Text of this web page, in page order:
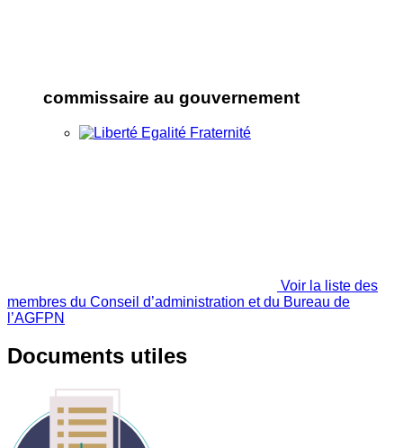
commissaire au gouvernement
Voir la liste des
membres du Conseil d’administration et du Bureau de
l’AGFPN
Documents utiles